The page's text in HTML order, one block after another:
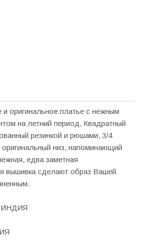
и оригинальное платье с нежным
на летний период. Квадратный
резинкой и рюшами, 3/4
низ, напоминающий
едва заметная
вышивка сделают образ Вашей
ИНДИЯ